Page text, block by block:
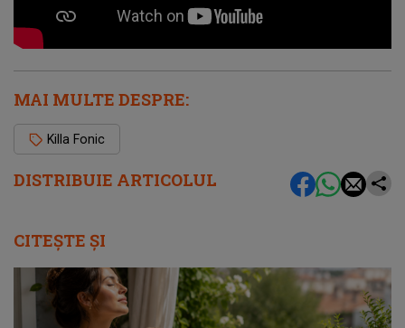
DISTRIBUIE ARTICOLUL
MAI MULTE DESPRE:
Killa Fonic
CITEȘTE ȘI